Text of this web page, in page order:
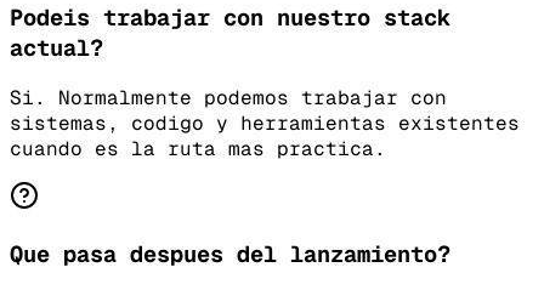
Podeis trabajar con nuestro stack
actual?
Si. Normalmente podemos trabajar con
sistemas, codigo y herramientas existentes
cuando es la ruta mas practica.
Que pasa despues del lanzamiento?